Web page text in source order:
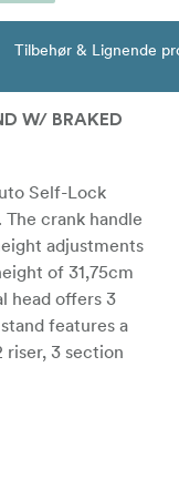
Tilbehør & Lignende
W/ BRAKED
Self-Lock
crank handle
adjustments
of 31,75cm
head offers 3
features a
riser, 3 section